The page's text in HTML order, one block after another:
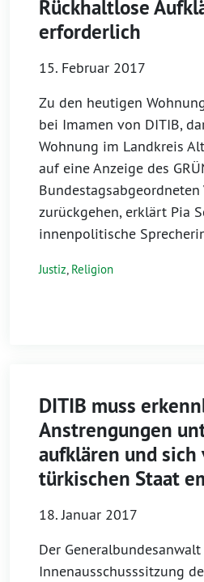
Rückhaltlose
erforderlich
15. Februar 2017
Zu den heutigen
bei Imamen von DITIB,
Wohnung im Landkreis
auf eine Anzeige des
Bundestagsabgeordneten
zurückgehen, erklärt Pia
innenpolitische
Justiz, Religion
DITIB muss
Anstrengungen
aufklären und sich
türkischen Staat
18. Januar 2017
Der
Innenausschusssitzung